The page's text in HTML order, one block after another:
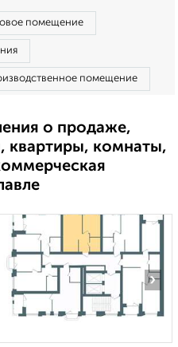
помещение
помещение
о продаже,
квартиры, комнаты,
›